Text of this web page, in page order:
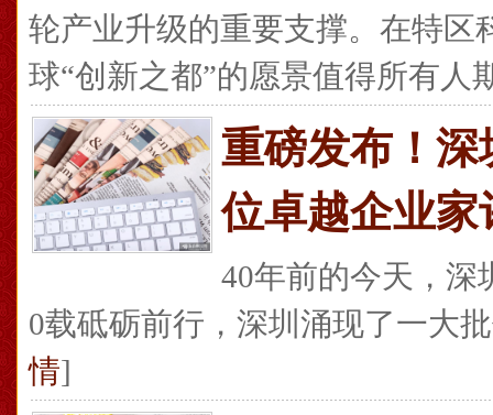
轮产业升级的重要支撑。在特区
球“创新之都”的愿景值得所有人
重磅发布！深
位卓越企业
40年前的今天，深
0载砥砺前行，深圳涌现了一大
情]